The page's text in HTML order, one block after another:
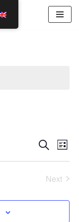
and
Views
Search
List
Next